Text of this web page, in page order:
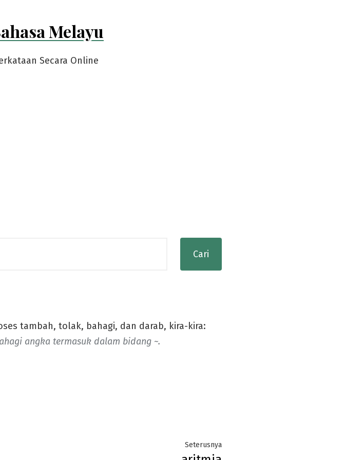
Melayu
Secara Online
tambah, tolak, bahagi, dan darab, kira-kira:
angka termasuk dalam bidang ~.
SeterusnyaNext